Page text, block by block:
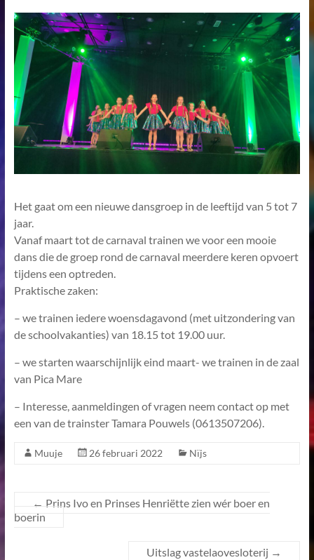
Het gaat om een nieuwe dansgroep in de leeftijd van 5 tot 7
jaar.
Vanaf maart tot de carnaval trainen we voor een mooie
dans die de groep rond de carnaval meerdere keren opvoert
tijdens een optreden.
Praktische zaken:
– we trainen iedere woensdagavond (met uitzondering van
de schoolvakanties) van 18.15 tot 19.00 uur.
– we starten waarschijnlijk eind maart- we trainen in de zaal
van Pica Mare
– Interesse, aanmeldingen of vragen neem contact op met
een van de trainster Tamara Pouwels (0613507206).
Muuje 26 februari 2022 Nïjs
← Prins Ivo en Prinses Henriëtte zien wér boer en
boerin
Uitslag vastelaovesloterij →